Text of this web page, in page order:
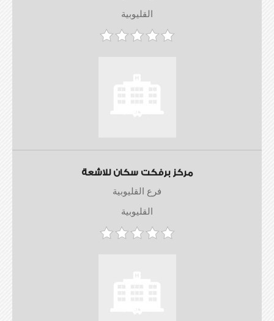
القليوبية
مركز برفكت سكان للاشعة
فرع القليوبية
القليوبية